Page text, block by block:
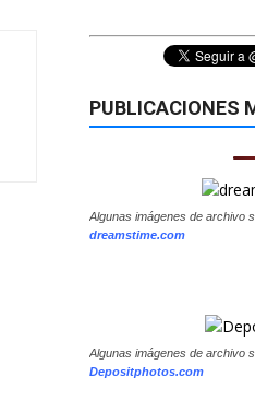
PUBLICACIONES
Algunas imágenes de archivo
dreamstime.com
Algunas imágenes de archivo
Depositphotos.com